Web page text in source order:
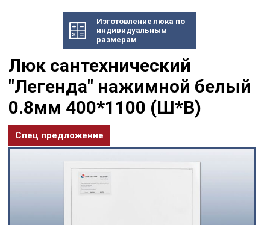
Изготовление люка по
индивидуальным
размерам
Люк сантехнический
"Легенда" нажимной белый
0.8мм 400*1100 (Ш*В)
Спец предложение